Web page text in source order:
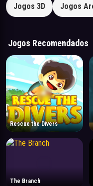
Jogos 3D Jogos
Jogos Recomendados
Rescue the Divers
The Branch